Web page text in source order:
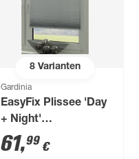
8Varianten
Gardinia
EasyFix Plissee 'Day
+ Night'
weiß/schiefer 90 x
130 cm
61,99 €